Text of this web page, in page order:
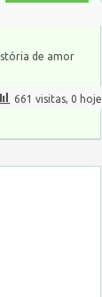
de amor
661 visitas, 0 hoje